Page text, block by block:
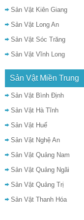
Sản Vật Kiên Giang
Sản Vật Long An
Sản Vật Sóc Trăng
Sản Vật Vĩnh Long
Sản Vật Miền Trung
Sản Vật Bình Định
Sản Vật Hà Tĩnh
Sản Vật Huế
Sản Vật Nghệ An
Sản Vật Quảng Nam
Sản Vật Quảng Ngãi
Sản Vật Quảng Trị
Sản Vật Thanh Hóa